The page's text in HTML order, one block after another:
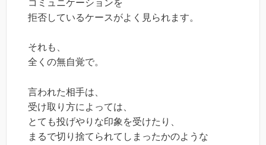
コミュニケーションを
拒否しているケースがよく見られます。
それも、
全くの無自覚で。
言われた相手は、
受け取り方によっては、
とても投げやりな印象を受けたり、
まるで切り捨てられてしまったかのような